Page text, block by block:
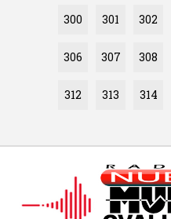
300 301 302
306 307 308
312 313 314